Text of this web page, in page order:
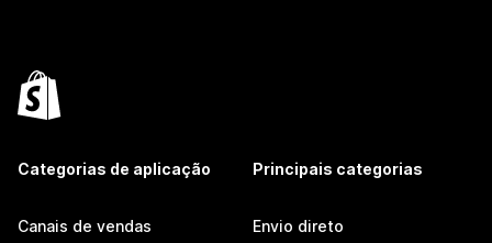
Categorias de aplicação
Canais de vendas
Principais categorias
Envio direto